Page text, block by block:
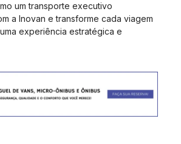
um transporte executivo
a Inovan e transforme cada viagem
experiência estratégica e